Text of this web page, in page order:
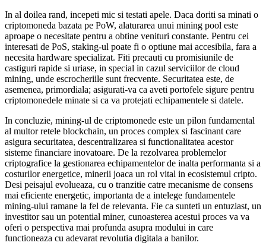
In al doilea rand, incepeti mic si testati apele. Daca doriti sa minati o
criptomoneda bazata pe PoW, alaturarea unui mining pool este
aproape o necesitate pentru a obtine venituri constante. Pentru cei
interesati de PoS, staking-ul poate fi o optiune mai accesibila, fara a
necesita hardware specializat. Fiti precauti cu promisiunile de
castiguri rapide si uriase, in special in cazul serviciilor de cloud
mining, unde escrocheriile sunt frecvente. Securitatea este, de
asemenea, primordiala; asigurati-va ca aveti portofele sigure pentru
criptomonedele minate si ca va protejati echipamentele si datele.
In concluzie, mining-ul de criptomonede este un pilon fundamental
al multor retele blockchain, un proces complex si fascinant care
asigura securitatea, descentralizarea si functionalitatea acestor
sisteme financiare inovatoare. De la rezolvarea problemelor
criptografice la gestionarea echipamentelor de inalta performanta si a
costurilor energetice, minerii joaca un rol vital in ecosistemul cripto.
Desi peisajul evolueaza, cu o tranzitie catre mecanisme de consens
mai eficiente energetic, importanta de a intelege fundamentele
mining-ului ramane la fel de relevanta. Fie ca sunteti un entuziast, un
investitor sau un potential miner, cunoasterea acestui proces va va
oferi o perspectiva mai profunda asupra modului in care
functioneaza cu adevarat revolutia digitala a banilor.